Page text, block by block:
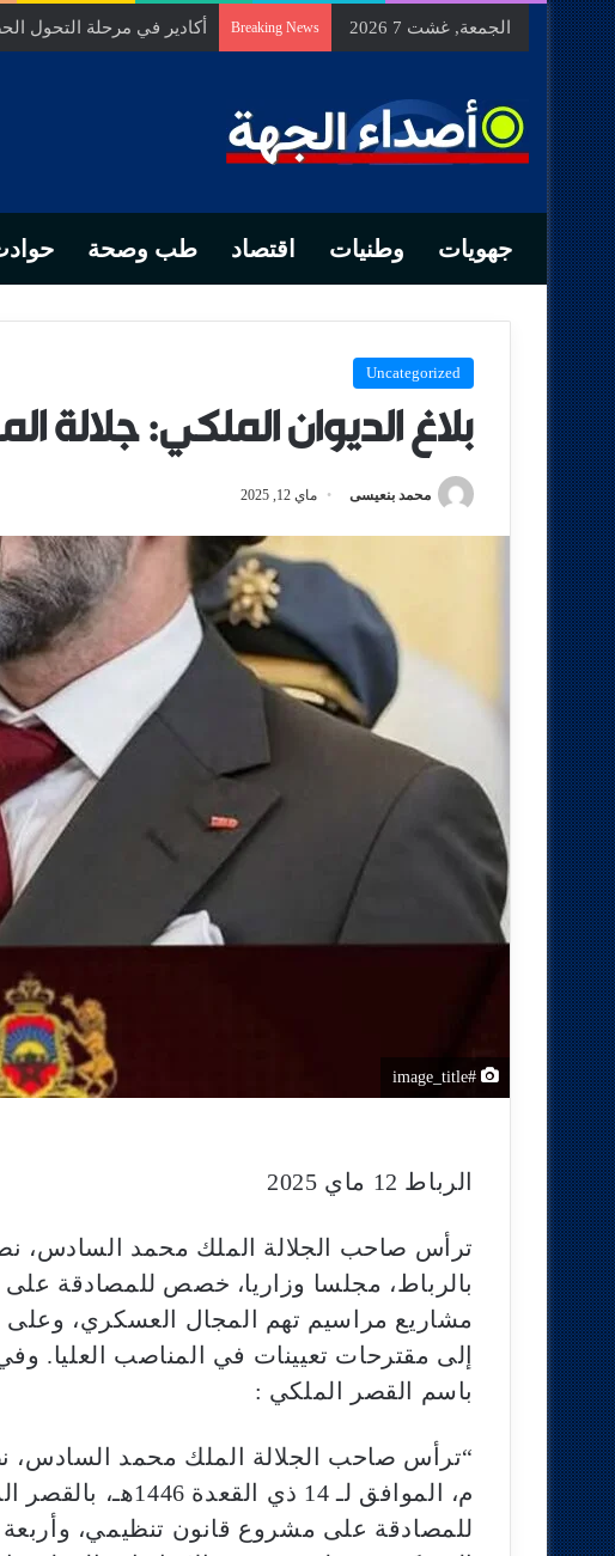
الجمعة, غشت 7 2026 Breaking News السيد الحسين مخلص… من
جهويات وطنيات اقتصاد طب وصحة
Uncategorized
بلاغ الديوان الملكي: جلالة
محمد بنعيسى ماي 12, 2025
#image_title
الرباط 12 ماي 2025
ترأس صاحب الجلالة الملك محمد السادس،
بالرباط، مجلسا وزاريا، خصص للمصادقة
مشاريع مراسيم تهم المجال العسكري، وعلى
إلى مقترحات تعيينات في المناصب العليا.
باسم القصر الملكي :
م، الموافق لـ 14 ذي
للمصادقة على مشروع قانون تنظيمي،